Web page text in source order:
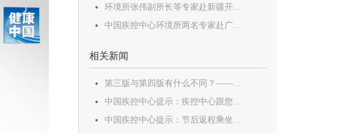
环境所张伟副所长等专家赴新疆开...
中国疾控中心环境所两名专家赴广...
相关新闻
第三版与第四版有什么不同？——...
中国疾控中心提示：疾控中心跟您...
中国疾控中心提示：节后返程乘坐...